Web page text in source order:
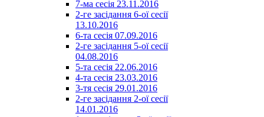
7-ма сесія 23.11.2016
2-ге засідання 6-ої сесії
13.10.2016
6-та сесія 07.09.2016
2-ге засідання 5-ої сесії
04.08.2016
5-та сесія 22.06.2016
4-та сесія 23.03.2016
3-тя сесія 29.01.2016
2-ге засідання 2-ої сесії
14.01.2016